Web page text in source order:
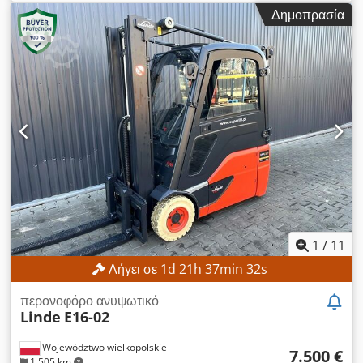
λειτουργίας:560 h, ύψος ανύψωσης:2.800 χιλ., ύψος
κατασκευής: 1.950 χιλ., Χωρίς ελάχιστη τιμή – εγγυημένη
πώληση στην υψηλότερη προσφορά! ΤΕΧΝΙΚΕΣ
ΛΕΠΤΟΜΕΡΕΙΕΣ Dedpfxszrlw Aj Ah Iewa Μέγιστο ύψος
ανύψωσης: 2.800 mm Συνολικό ύψος: 1.950 mm
ΛΕΠΤΟΜΕΡΕΙΕΣ ΜΗΧΑΝΗΜΑΤΟΣ Τύπος καταρτιού: Τυπικό
κατάρτι Τύπος μπαταρίας: Μπαταρία ιόντων λιθίου Ώρες
λειτουργίας: 560 ώρες ΕΞΟΠΛΙΣΜΟΣ Αρχική ανύψωση
Φορτιστής Εξωτερική αναφορά: SL1145SP
Δημοπρασία
1 / 11
Λήγει σε 1d 21h 37min 30s
Województwo wielkopolskie
περονοφόρο ανυψωτικό
Linde E16-02
7.500 €